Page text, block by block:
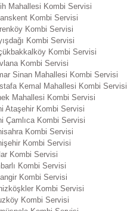
Mahallesi Kombi Servisi
Kombi Servisi
Kombi Servisi
Kombi Servisi
Kombi Servisi
Kombi Servisi
Sinan Mahallesi Kombi Servisi
Kemal Mahallesi Kombi Servisi
Mahallesi Kombi Servisi
Ataşehir Kombi Servisi
Çamlıca Kombi Servisi
Kombi Servisi
Kombi Servisi
Kombi Servisi
Kombi Servisi
Kombi Servisi
Kombi Servisi
Kombi Servisi